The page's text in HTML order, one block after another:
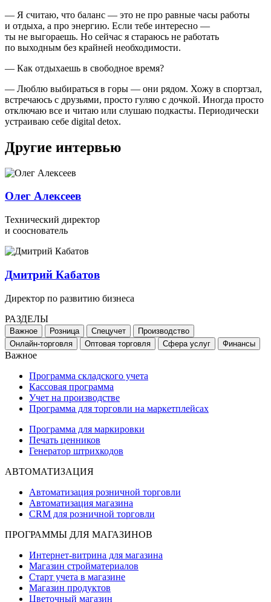
— Я считаю, что баланс — это не про равные часы работы
и отдыха, а про энергию. Если тебе интересно —
ты не выгораешь. Но сейчас я стараюсь не работать
по выходным без крайней необходимости.
— Как отдыхаешь в свободное время?
— Люблю выбираться в горы — они рядом. Хожу в спортзал,
встречаюсь с друзьями, просто гуляю с дочкой. Иногда просто
отключаю все и читаю или слушаю подкасты. Периодически
устраиваю себе digital detox.
Другие интервью
Олег Алексеев
Технический директор
и сооснователь
Дмитрий Кабатов
Директор по развитию бизнеса
РАЗДЕЛЫ
Важное Розница Спецучет
Производство
Онлайн-торговля
Оптовая торговля Сфера услуг Финансы
Важное
Программа складского учета
Кассовая программа
Учет на производстве
Программа для торговли на маркетплейсах
Программа для маркировки
Печать ценников
Генератор штрихкодов
АВТОМАТИЗАЦИЯ
Автоматизация розничной торговли
Автоматизация магазина
CRM для розничной торговли
ПРОГРАММЫ ДЛЯ МАГАЗИНОВ
Интернет-витрина для магазина
Магазин стройматериалов
Старт учета в магазине
Магазин продуктов
Цветочный магазин